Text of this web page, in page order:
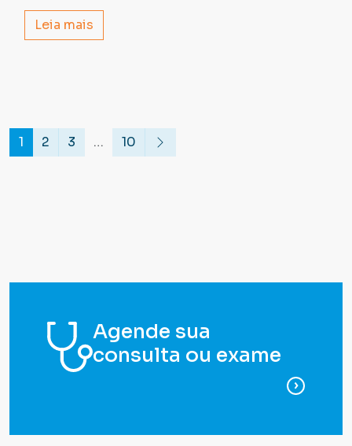
Leia mais
1 2 3 … 10
Agende sua
consulta ou exame
para